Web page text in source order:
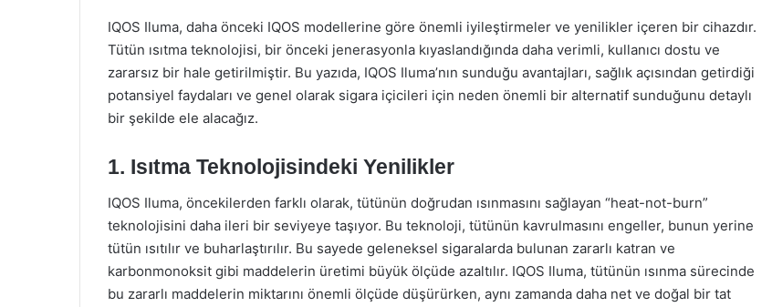
IQOS Iluma, daha önceki IQOS modellerine göre önemli iyileştirmeler ve yenilikler içeren bir cihazdır.
Tütün ısıtma teknolojisi, bir önceki jenerasyonla kıyaslandığında daha verimli, kullanıcı dostu ve
zararsız bir hale getirilmiştir. Bu yazıda, IQOS Iluma’nın sunduğu avantajları, sağlık açısından getirdiği
potansiyel faydaları ve genel olarak sigara içicileri için neden önemli bir alternatif sunduğunu detaylı
bir şekilde ele alacağız.
1. Isıtma Teknolojisindeki Yenilikler
IQOS Iluma, öncekilerden farklı olarak, tütünün doğrudan ısınmasını sağlayan “heat-not-burn”
teknolojisini daha ileri bir seviyeye taşıyor. Bu teknoloji, tütünün kavrulmasını engeller, bunun yerine
tütün ısıtılır ve buharlaştırılır. Bu sayede geleneksel sigaralarda bulunan zararlı katran ve
karbonmonoksit gibi maddelerin üretimi büyük ölçüde azaltılır. IQOS Iluma, tütünün ısınma sürecinde
bu zararlı maddelerin miktarını önemli ölçüde düşürürken, aynı zamanda daha net ve doğal bir tat